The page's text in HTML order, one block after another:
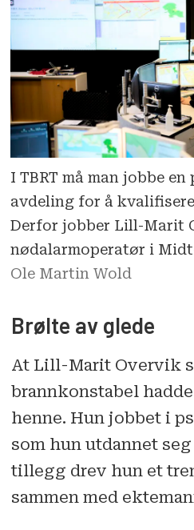
I TBRT må man jobbe
avdeling for å
Derfor jobber Lill-Marit
nødalarmoperatør i
Ole Martin Wold
Brølte av glede
At Lill-Marit Overvik
brannkonstabel
henne. Hun jobbet i
som hun utdannet
tillegg drev hun et
sammen med